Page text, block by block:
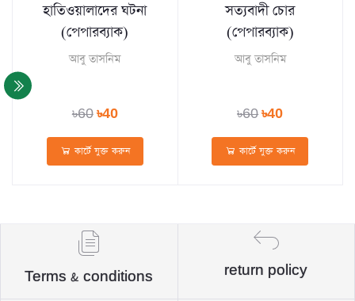
হাতিওয়ালাদের ঘটনা
(পেপারব্যাক)
আবু তাসনিম
৳60৳40
কার্টে যুক্ত করুন
সত্যবাদী চোর
(পেপারব্যাক)
আবু তাসনিম
৳60৳40
কার্টে যুক্ত করুন
Terms & conditions return policy